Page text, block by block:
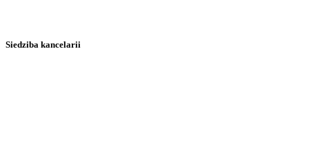
Siedziba kancelarii